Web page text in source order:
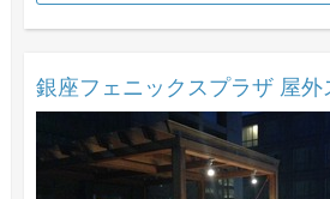
銀座フェニックスプラザ 屋外